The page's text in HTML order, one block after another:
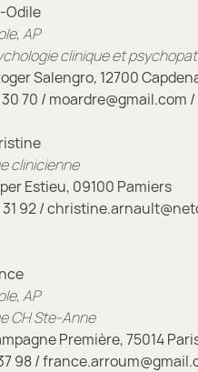
Odile
AP
clinique et
Salengro, 12700
30 70 / moardre@gmail.com
clinicienne
Estieu, 09100 Pamiers
31 92 /
AP
CH Ste-Anne
Première, 75014
37 98 /